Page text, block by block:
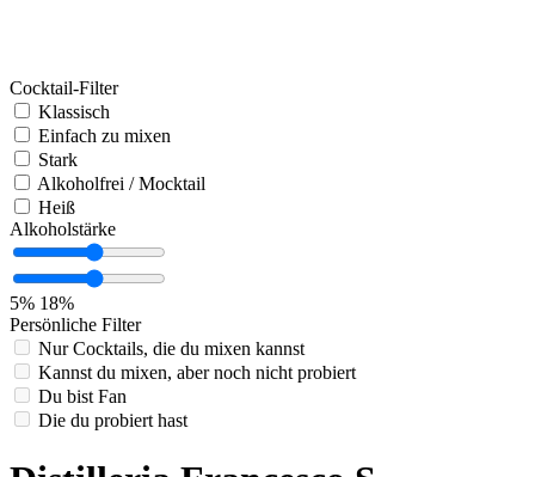
Cocktail-Filter
Klassisch
Einfach zu mixen
Stark
Alkoholfrei / Mocktail
Heiß
Alkoholstärke
5% 18%
Persönliche Filter
Nur Cocktails, die du mixen kannst
Kannst du mixen, aber noch nicht probiert
Du bist Fan
Die du probiert hast